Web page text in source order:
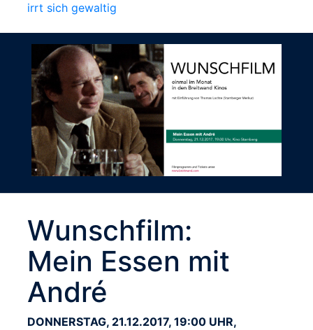
irrt sich gewaltig
Wunschfilm:
Mein Essen mit
André
DONNERSTAG, 21.12.2017, 19:00 UHR,